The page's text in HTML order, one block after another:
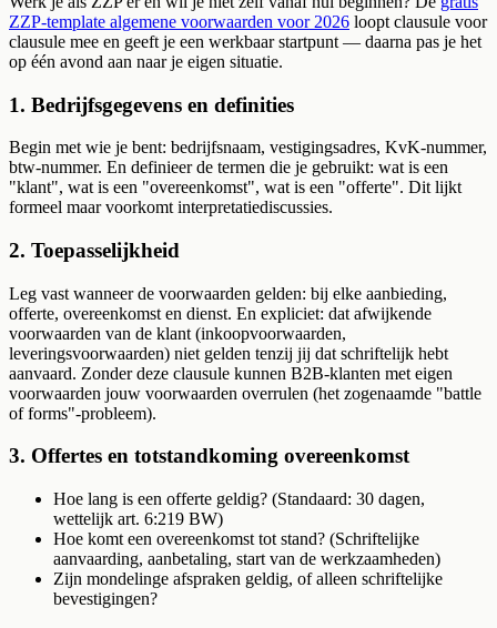
ZZP-template algemene voorwaarden voor 2026 loopt clausule voor
clausule mee en geeft je een werkbaar startpunt — daarna pas je het
op één avond aan naar je eigen situatie.
1. Bedrijfsgegevens en definities
Begin met wie je bent: bedrijfsnaam, vestigingsadres, KvK-nummer,
btw-nummer. En definieer de termen die je gebruikt: wat is een
"klant", wat is een "overeenkomst", wat is een "offerte". Dit lijkt
formeel maar voorkomt interpretatiediscussies.
2. Toepasselijkheid
Leg vast wanneer de voorwaarden gelden: bij elke aanbieding,
offerte, overeenkomst en dienst. En expliciet: dat afwijkende
voorwaarden van de klant (inkoopvoorwaarden,
leveringsvoorwaarden) niet gelden tenzij jij dat schriftelijk hebt
aanvaard. Zonder deze clausule kunnen B2B-klanten met eigen
voorwaarden jouw voorwaarden overrulen (het zogenaamde "battle
of forms"-probleem).
3. Offertes en totstandkoming overeenkomst
Hoe lang is een offerte geldig? (Standaard: 30 dagen,
wettelijk art. 6:219 BW)
Hoe komt een overeenkomst tot stand? (Schriftelijke
aanvaarding, aanbetaling, start van de werkzaamheden)
Zijn mondelinge afspraken geldig, of alleen schriftelijke
bevestigingen?